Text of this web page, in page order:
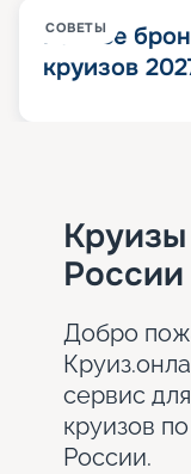
СОВЕТЫ
Раннее
круизов
России
Добро
сервис
круизов
России.